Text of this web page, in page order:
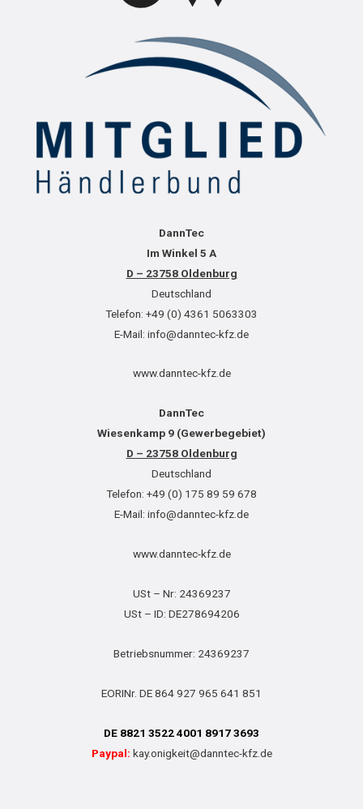
DannTec
Im Winkel 5 A
D – 23758 Oldenburg
Deutschland
Telefon: +49 (0) 4361 5063303
E-Mail: info@danntec-kfz.de
www.danntec-kfz.de
DannTec
Wiesenkamp 9 (Gewerbegebiet)
D – 23758 Oldenburg
Deutschland
Telefon: +49 (0) 175 89 59 678
E-Mail: info@danntec-kfz.de
www.danntec-kfz.de
USt – Nr: 24369237
USt – ID: DE278694206
Betriebsnummer: 24369237
EORINr. DE 864 927 965 641 851
DE 8821 3522 4001 8917 3693
Paypal: kay.onigkeit@danntec-kfz.de